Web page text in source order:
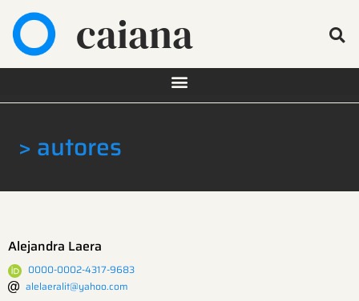
caiana
> autores
Alejandra Laera
0000-0002-4317-9683
alelaeralit@yahoo.com